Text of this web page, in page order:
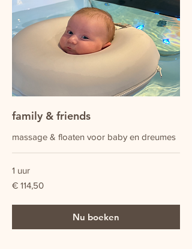
family & friends
massage & floaten voor baby en dreumes
1 uur
114,50
euro
€ 114,50
Nu boeken